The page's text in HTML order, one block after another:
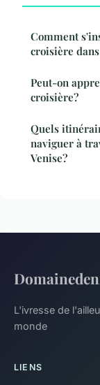
Comment
croisière
Peut-on
croisière?
Quels
naviguer à
Venise?
L'ivresse de
monde
LIENS